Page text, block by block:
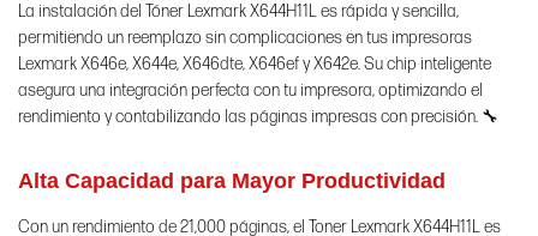
La instalación del Tóner Lexmark X644H11L es rápida y sencilla,
permitiendo un reemplazo sin complicaciones en tus impresoras
Lexmark X646e, X644e, X646dte, X646ef y X642e. Su chip inteligente
asegura una integración perfecta con tu impresora, optimizando el
rendimiento y contabilizando las páginas impresas con precisión. 🔧
Alta Capacidad para Mayor Productividad
Con un rendimiento de 21,000 páginas, el Toner Lexmark X644H11L es